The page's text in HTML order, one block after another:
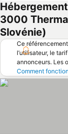
3000
Slovénie)
Ce
l’utilisateur, le
annonceurs. Les
Comment